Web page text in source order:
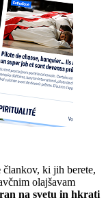
člankov, ki jih berete,
olajšavam
na svetu in hkrati